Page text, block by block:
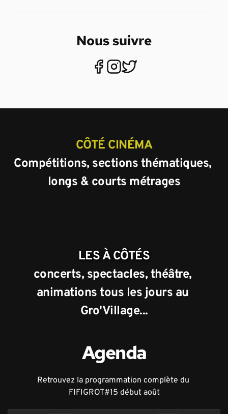
Nous suivre
CÔTÉ CINÉMA
Compétitions, sections thématiques,
longs & courts métrages
LES À CÔTÉS
concerts, spectacles, théâtre,
animations tous les jours au
Gro'Village...
Agenda
Retrouvez la programmation complète du
FIFIGROT#15 début août